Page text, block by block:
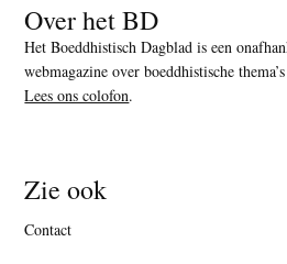
Over het BD
Het Boeddhistisch Dagblad is een
webmagazine over boeddhistische
Lees ons colofon.
Zie ook
Contact